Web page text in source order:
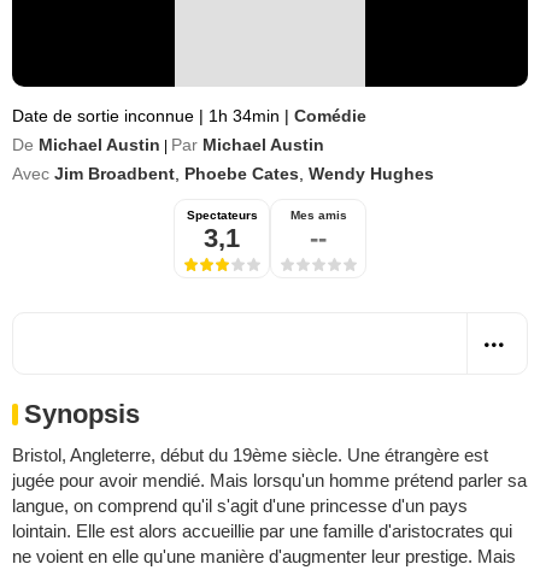
Date de sortie inconnue | 1h 34min | Comédie
De Michael Austin Par Michael Austin
Avec Jim Broadbent Phoebe Cates Wendy Hughes
Spectateurs
3,1
Mes amis
--
Synopsis
Bristol, Angleterre, début du 19ème siècle. Une étrangère est
jugée pour avoir mendié. Mais lorsqu'un homme prétend parler sa
langue, on comprend qu'il s'agit d'une princesse d'un pays
lointain. Elle est alors accueillie par une famille d'aristocrates qui
ne voient en elle qu'une manière d'augmenter leur prestige. Mais